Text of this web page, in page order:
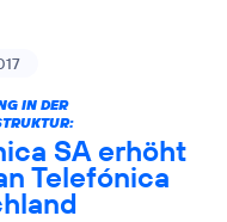
IN DER
SA erhöht
Telefónica